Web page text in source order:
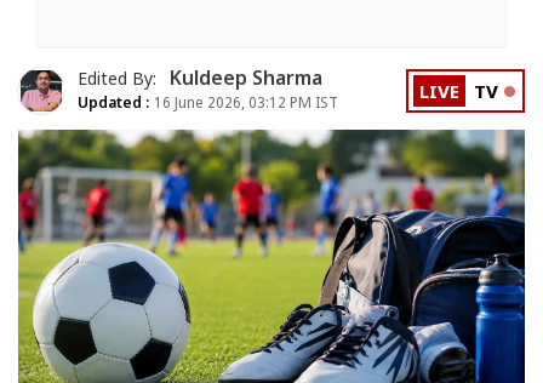
Edited By: Kuldeep Sharma
Updated : 16 June 2026, 03:12 PM IST LIVE TV